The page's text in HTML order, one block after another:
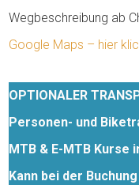
Wegbeschreibung ab
Google Maps – hier
OPTIONALER
Personen- und
MTB & E-MTB Kurse
Kann bei der